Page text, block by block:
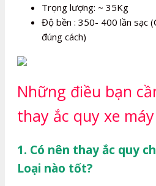
Trọng lượng: ~ 35Kg
Độ bền : 350- 400 lần sạc
đúng cách)
Những điều bạn
thay ắc quy xe
1. Có nên thay ắc quy
Loại nào tốt?